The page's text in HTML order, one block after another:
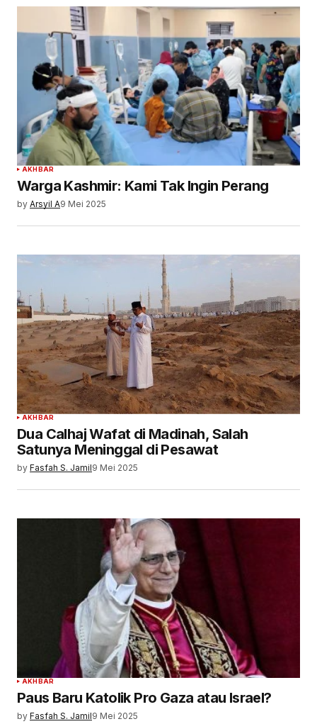
AKHBAR
Warga Kashmir: Kami Tak Ingin Perang
by Arsyil A9 Mei 2025
AKHBAR
Dua Calhaj Wafat di Madinah, Salah
Satunya Meninggal di Pesawat
by Fasfah S. Jamil9 Mei 2025
AKHBAR
Paus Baru Katolik Pro Gaza atau Israel?
by Fasfah S. Jamil9 Mei 2025